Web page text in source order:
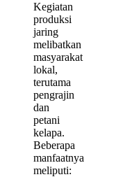
Kegiatan
produksi
jaring
melibatkan
masyarakat
lokal,
terutama
pengrajin
dan
petani
kelapa.
Beberapa
manfaatnya
meliputi: